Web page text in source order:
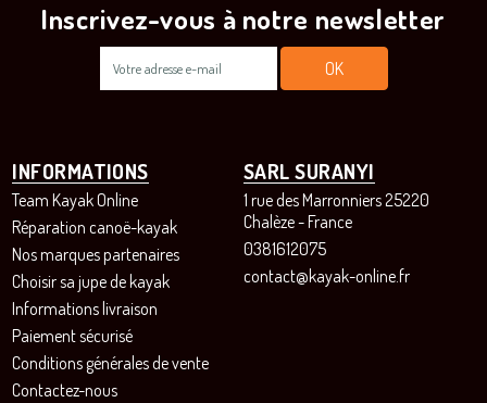
Inscrivez-vous à notre newsletter
INFORMATIONS
Team Kayak Online
Réparation canoë-kayak
Nos marques partenaires
Choisir sa jupe de kayak
Informations livraison
Paiement sécurisé
Conditions générales de vente
Contactez-nous
SARL SURANYI
1 rue des Marronniers 25220
Chalèze - France
0381612075
contact@kayak-online.fr